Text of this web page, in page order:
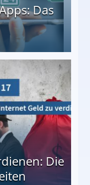
Das
Die